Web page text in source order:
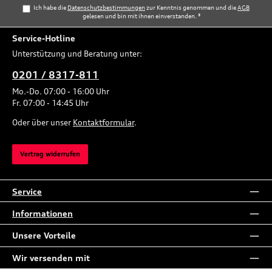
Ich habe die Datenschutzbestimmungenzur Kenntnis genommen und dieAGB
gelesen und bin mit ihnen einverstanden.*
Service-Hotline
Unterstützung und Beratung unter:
0201 / 8317-811
Mo.-Do. 07:00 - 16:00 Uhr
Fr. 07:00 - 14:45 Uhr
Oder über unser Kontaktformular.
Vertrag widerrufen
Service
Informationen
Unsere Vorteile
Wir versenden mit